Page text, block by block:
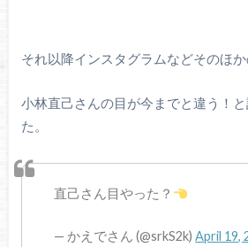
それ以降インスタグラムなどそのほか
小林直己さんの目が今までと違う！
た。
直己さん目やった？
— かえでさん (@srkS2k)April 19,